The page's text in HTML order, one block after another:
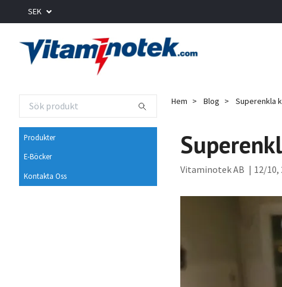
SEK
Produkter
E-Böcker
Kontakta Oss
Hem Blog Superenkla
Vitaminotek AB | 12/10,